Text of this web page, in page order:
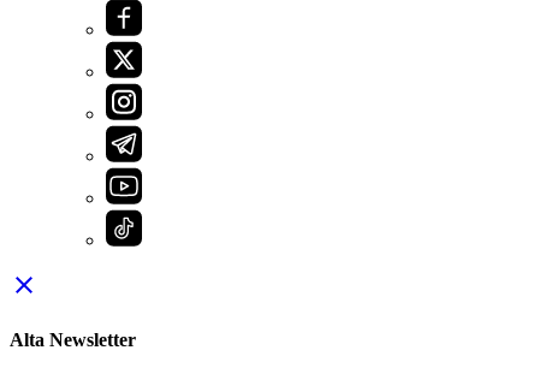
close
Alta Newsletter